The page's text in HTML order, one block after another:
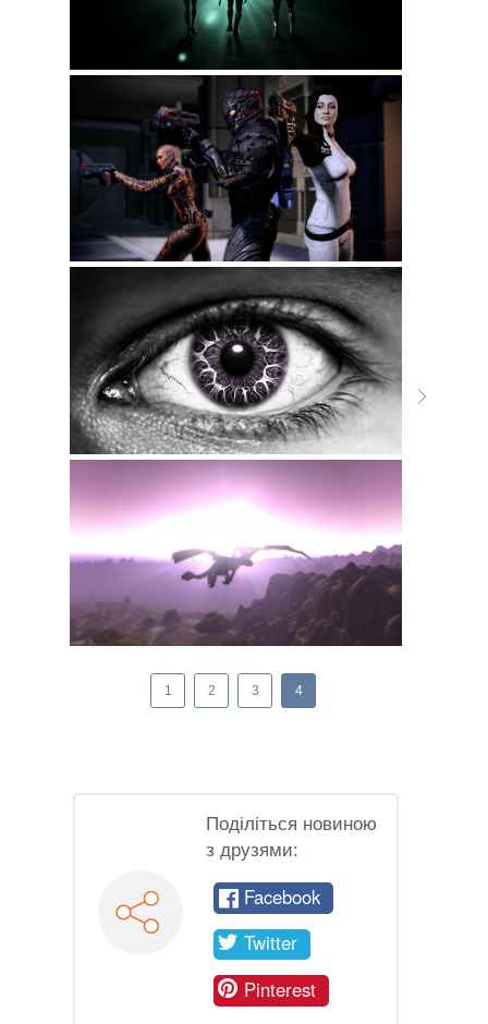
1 2 3 4
Поділіться новиною
з друзями:
Facebook
Twitter
Pinterest